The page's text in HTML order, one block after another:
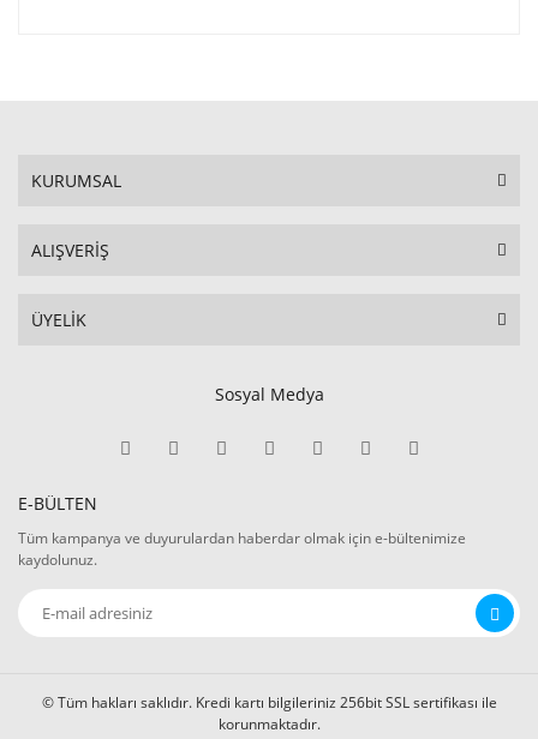
KURUMSAL
ALIŞVERİŞ
ÜYELİK
Sosyal Medya
E-BÜLTEN
Tüm kampanya ve duyurulardan haberdar olmak için e-bültenimize
kaydolunuz.
© Tüm hakları saklıdır. Kredi kartı bilgileriniz 256bit SSL sertifikası ile
korunmaktadır.